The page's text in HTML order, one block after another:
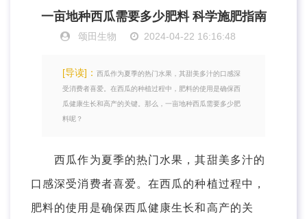
一亩地种西瓜需要多少肥料 科学施肥指南
颂田生物 2024-04-22 16:16:48
[导读]： 西瓜作为夏季的热门水果，其甜美多汁的口感深
受消费者喜爱。在西瓜的种植过程中，肥料的使用是确保西
瓜健康生长和高产的关键。那么，一亩地种西瓜需要多少肥
料呢？
西瓜作为夏季的热门水果，其甜美多汁的
口感深受消费者喜爱。在西瓜的种植过程中，
肥料的使用是确保西瓜健康生长和高产的关